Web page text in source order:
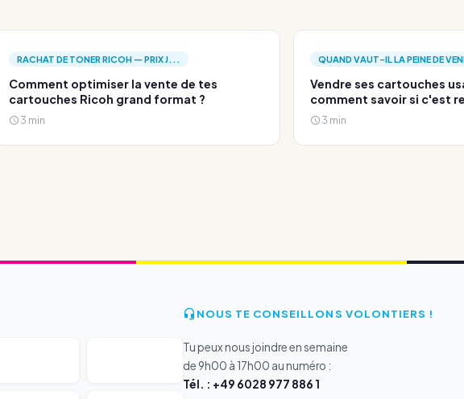
RACHAT DE TONER RICOH — PRIX J...
Comment optimiser la vente de tes
cartouches Ricoh grand format ?
3 min
QUAND VAUT-IL LA PEINE DE
Vendre ses cartouches
comment savoir si c'est
3 min
NOUS TE CONSEILLONS VOLONTIERS !
Tu peux nous joindre en semaine
de 9h00 à 17h00 au numéro :
Tél. : +49 6028 977 886 1